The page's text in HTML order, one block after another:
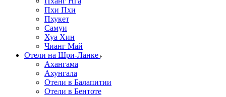
Пхи Пхи
Пхукет
Самуи
Хуа Хин
Чианг Май
Отели на Шри-Ланке
Ахангама
Ахунгала
Отели в Балапитии
Отели в Бентоте